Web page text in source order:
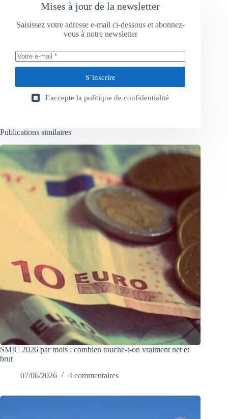
Mises à jour de la newsletter
Saisissez votre adresse e-mail ci-dessous et abonnez-
vous à notre newsletter
S’inscrire
J’accepte la politique de confidentialité
Publications similaires
SMIC 2026 par mois : combien touche-t-on vraiment net et
brut
07/06/2026
4 commentaires